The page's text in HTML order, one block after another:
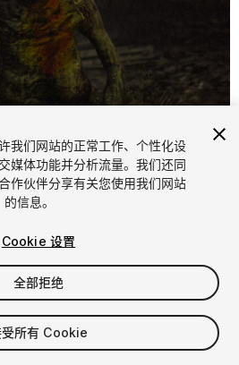
1/12
我们网站的正常工作、个性化设
媒体功能并分析流量。我们还同
作伙伴分享有关您使用我们网站
的信息。
Cookie 设置
全部拒绝
所有 Cookie